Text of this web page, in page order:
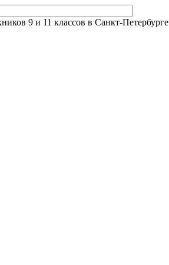
9 и 11 классов в Санкт-Петербурге